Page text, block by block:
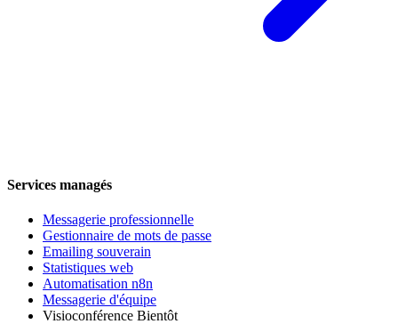
Services managés
Messagerie professionnelle
Gestionnaire de mots de passe
Emailing souverain
Statistiques web
Automatisation n8n
Messagerie d'équipe
Visioconférence Bientôt